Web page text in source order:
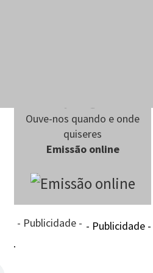
Ouve-nos quando e onde
quiseres
Emissão online
- Publicidade - - Publicidade -